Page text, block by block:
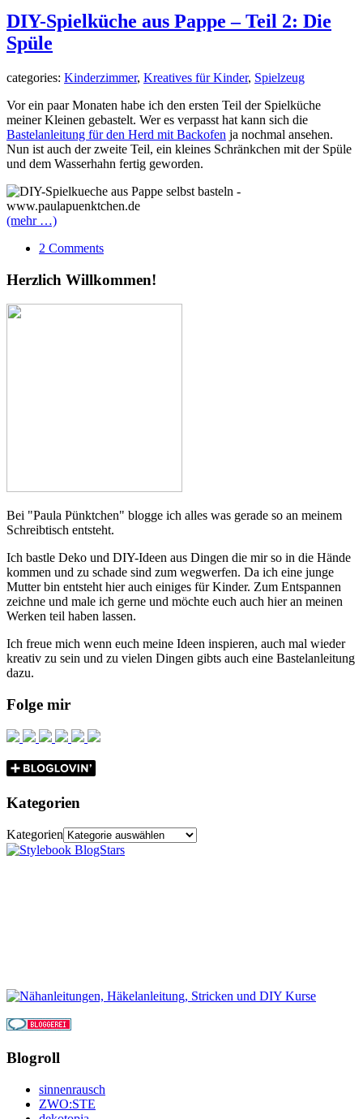
DIY-Spielküche aus Pappe – Teil 2: Die
Spüle
categories: Kinderzimmer, Kreatives für Kinder, Spielzeug
Vor ein paar Monaten habe ich den ersten Teil der Spielküche
meiner Kleinen gebastelt. Wer es verpasst hat kann sich die
Bastelanleitung für den Herd mit Backofen ja nochmal ansehen.
Nun ist auch der zweite Teil, ein kleines Schränkchen mit der Spüle
und dem Wasserhahn fertig geworden.
(mehr …)
2 Comments
Herzlich Willkommen!
Bei "Paula Pünktchen" blogge ich alles was gerade so an meinem
Schreibtisch entsteht.
Ich bastle Deko und DIY-Ideen aus Dingen die mir so in die Hände
kommen und zu schade sind zum wegwerfen. Da ich eine junge
Mutter bin entsteht hier auch einiges für Kinder. Zum Entspannen
zeichne und male ich gerne und möchte euch auch hier an meinen
Werken teil haben lassen.
Ich freue mich wenn euch meine Ideen inspieren, auch mal wieder
kreativ zu sein und zu vielen Dingen gibts auch eine Bastelanleitung
dazu.
Folge mir
Kategorien
Kategorien
Blogroll
sinnenrausch
ZWO:STE